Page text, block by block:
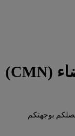
الرحلات من الدار البيضاء (CMN)
بوجهتكم